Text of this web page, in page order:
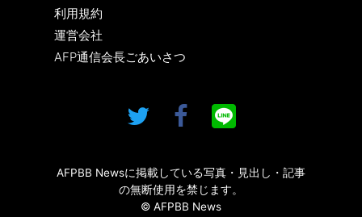
利用規約
運営会社
AFP通信会長ごあいさつ
AFPBB Newsに掲載している写真・見出し・記事
の無断使用を禁じます。
© AFPBB News